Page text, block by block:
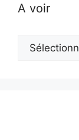
A voir
voir